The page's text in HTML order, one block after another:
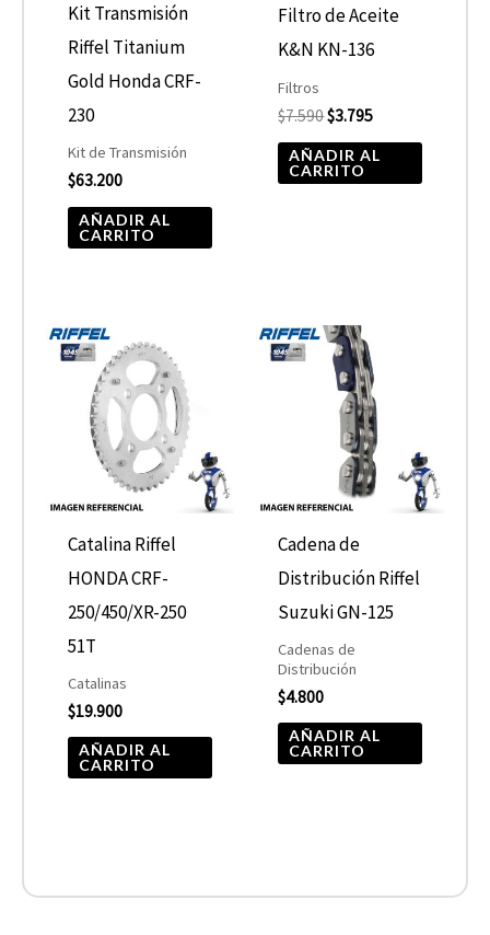
Kit Transmisión
Riffel Titanium
Gold Honda CRF-
230
Kit de Transmisión
$63.200
AÑADIR AL
CARRITO
Filtro de Aceite
K&N KN-136
Filtros
$7.590$3.795
AÑADIR AL
CARRITO
Catalina Riffel
HONDA CRF-
250/450/XR-250
51T
Catalinas
$19.900
AÑADIR AL
CARRITO
Cadena de
Distribución Riffel
Suzuki GN-125
Cadenas de
Distribución
$4.800
AÑADIR AL
CARRITO